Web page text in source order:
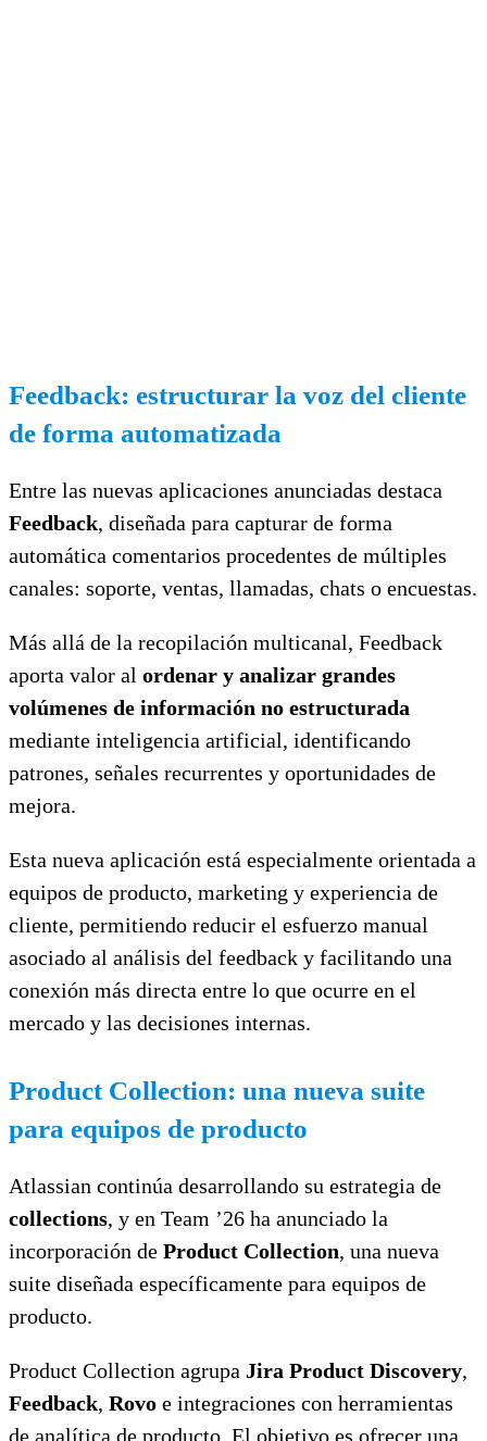
Feedback: estructurar la voz del cliente
de forma automatizada
Entre las nuevas aplicaciones anunciadas destaca
Feedback, diseñada para capturar de forma
automática comentarios procedentes de múltiples
canales: soporte, ventas, llamadas, chats o encuestas.
Más allá de la recopilación multicanal, Feedback
aporta valor al ordenar y analizar grandes
volúmenes de información no estructurada
mediante inteligencia artificial, identificando
patrones, señales recurrentes y oportunidades de
mejora.
Esta nueva aplicación está especialmente orientada a
equipos de producto, marketing y experiencia de
cliente, permitiendo reducir el esfuerzo manual
asociado al análisis del feedback y facilitando una
conexión más directa entre lo que ocurre en el
mercado y las decisiones internas.
Product Collection: una nueva suite
para equipos de producto
Atlassian continúa desarrollando su estrategia de
collections, y en Team ’26 ha anunciado la
incorporación de Product Collection, una nueva
suite diseñada específicamente para equipos de
producto.
Product Collection agrupa Jira Product Discovery,
Feedback, Rovo e integraciones con herramientas
de analítica de producto. El objetivo es ofrecer una